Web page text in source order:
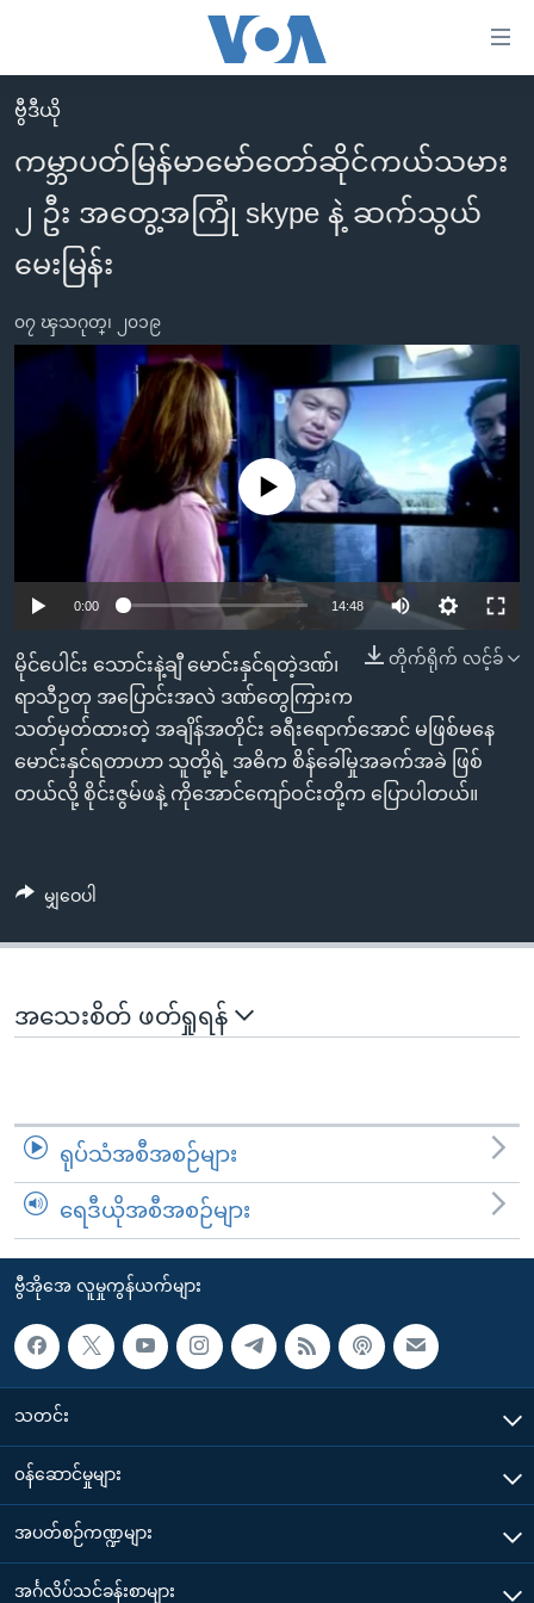
လွယ်ကူ
စေ
သည့်
Link
များ
ပင်မ
အကြောင်းအရာ
စာမျက်နှာ
ကျော်
ကြည့်
ရန်
ရှာဖွေ
ရန်
ကျော်
မူလစာမျက်နှာ
မြန်မာ
ကမ္ဘာ့သတင်းများ
နိုင်ငံတကာ
တရုတ်
အစ္စရေး-ပါလက်စတိုင်း
ဗွီဒီယို
ရပ်ဝန်းတခု လမ်းတခု အလွန်
အင်္ဂလိပ်စာလေ့လာမယ်
အမေရိကန်သုံးအီဒီယံ
မကြေးမုံရဲ့ အင်္ဂလိပ်စာ
ရုပ်ရှင်ထဲက အင်္ဂလိပ်စာ
သုတပဒေသာ အင်္ဂလိပ်စာ
အပတ်စဉ်ကဏ္ဍများ
ရေဒီယိုနှင့်ရုပ်သံ အချက်အလက်များ
ရေဒီယို/တီဗွီအစီအစဉ်
Learning English
ဘာသာစကားများ
ဗွီဒီယို
ကမ္ဘာပတ်မြန်မာမော်တော်ဆိုင်ကယ်သမား
၂ ဦး အတွေ့အကြုံ skype နဲ့ ဆက်သွယ်
မေးမြန်း
၀၇ ၾသဂုတ္၊ ၂၀၁၉
No media source currently available
0:00 14:48
တိုက်ရိုက် လင့်ခ်
မိုင်ပေါင်း သောင်းနဲ့ချီ မောင်းနှင်ရတဲ့ဒဏ်၊
ရာသီဥတု အပြောင်းအလဲ ဒဏ်တွေကြားက
သတ်မှတ်ထားတဲ့ အချိန်အတိုင်း ခရီးရောက်အောင် မဖြစ်မနေ
မောင်းနှင်ရတာဟာ သူတို့ရဲ့ အဓိက စိန်ခေါ်မှုအခက်အခဲ ဖြစ်
တယ်လို့ စိုင်းဇွမ်ဖနဲ့ ကိုအောင်ကျော်ဝင်းတို့က ပြောပါတယ်။
မျှဝေပါ
အသေးစိတ် ဖတ်ရှုရန်
ရုပ်သံအစီအစဉ်များ
ရေဒီယိုအစီအစဉ်များ
ဗွီအိုအေ လူမှုကွန်ယက်များ
သတင်း
၀န်ဆောင်မှုများ
အပတ်စဉ်ကဏ္ဍများ
အင်္ဂလိပ်သင်ခန်းစာများ